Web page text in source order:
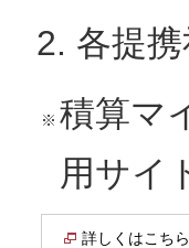
各提
※ 積算マ
用サイ
詳しくはこちら